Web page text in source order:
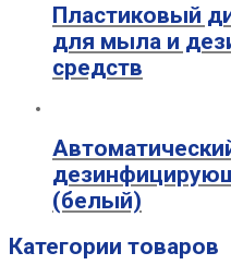
Пластиковый
для мыла и
средств
(белый)
Категории товаров